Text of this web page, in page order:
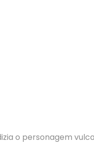
o personagem